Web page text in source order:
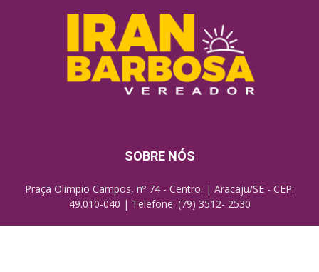
SOBRE NÓS
Praça Olimpio Campos, nº 74 - Centro. | Aracaju/SE - CEP:
49.010-040 | Telefone: (79) 3512- 2530